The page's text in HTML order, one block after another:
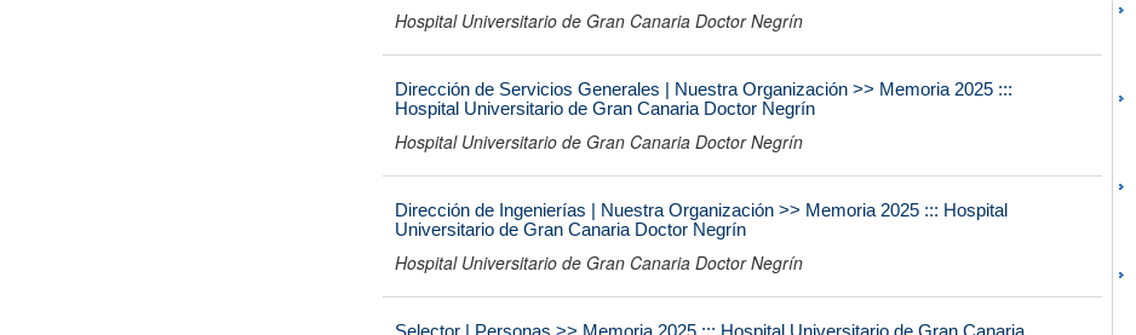
Hospital Universitario de Gran Canaria Doctor Negrín
Dirección de Servicios Generales | Nuestra Organización >> Memoria 2025 :::
Hospital Universitario de Gran Canaria Doctor Negrín
Hospital Universitario de Gran Canaria Doctor Negrín
Dirección de Ingenierías | Nuestra Organización >> Memoria 2025 ::: Hospital
Universitario de Gran Canaria Doctor Negrín
Hospital Universitario de Gran Canaria Doctor Negrín
Selector | Personas >> Memoria 2025 ::: Hospital Universitario de Gran Canaria